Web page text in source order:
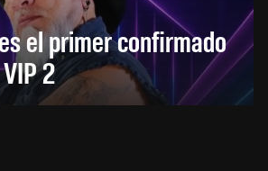
el primer confirmado
2